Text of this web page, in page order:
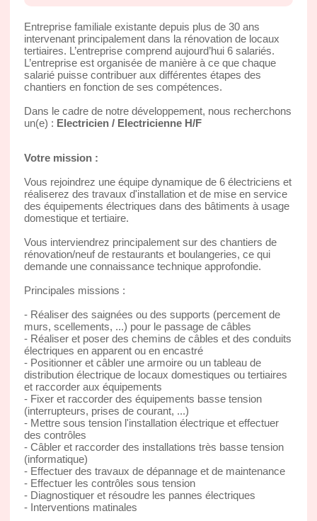
Entreprise familiale existante depuis plus de 30 ans
intervenant principalement dans la rénovation de locaux
tertiaires. L’entreprise comprend aujourd’hui 6 salariés.
L’entreprise est organisée de manière à ce que chaque
salarié puisse contribuer aux différentes étapes des
chantiers en fonction de ses compétences.
Dans le cadre de notre développement, nous recherchons
un(e) : Electricien / Electricienne H/F
Votre mission :
Vous rejoindrez une équipe dynamique de 6 électriciens et
réaliserez des travaux d'installation et de mise en service
des équipements électriques dans des bâtiments à usage
domestique et tertiaire.
Vous interviendrez principalement sur des chantiers de
rénovation/neuf de restaurants et boulangeries, ce qui
demande une connaissance technique approfondie.
Principales missions :
- Réaliser des saignées ou des supports (percement de
murs, scellements, ...) pour le passage de câbles
- Réaliser et poser des chemins de câbles et des conduits
électriques en apparent ou en encastré
- Positionner et câbler une armoire ou un tableau de
distribution électrique de locaux domestiques ou tertiaires
et raccorder aux équipements
- Fixer et raccorder des équipements basse tension
(interrupteurs, prises de courant, ...)
- Mettre sous tension l'installation électrique et effectuer
des contrôles
- Câbler et raccorder des installations très basse tension
(informatique)
- Effectuer des travaux de dépannage et de maintenance
- Effectuer les contrôles sous tension
- Diagnostiquer et résoudre les pannes électriques
- Interventions matinales